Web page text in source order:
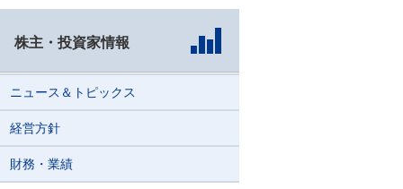
株主・投資家情報
ニュース＆トピックス
経営方針
財務・業績